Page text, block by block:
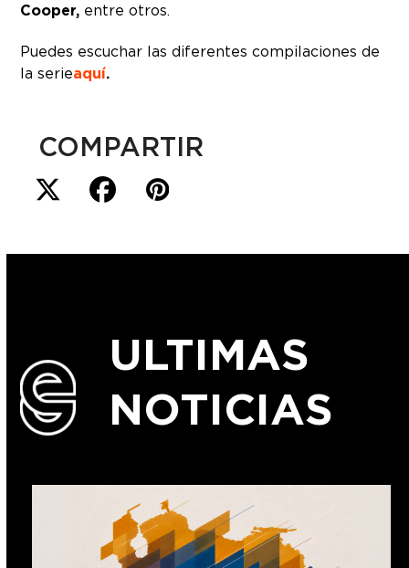
Cooper, entre otros.
Puedes escuchar las diferentes compilaciones de
la serieaquí.
COMPARTIR
ULTIMAS
NOTICIAS